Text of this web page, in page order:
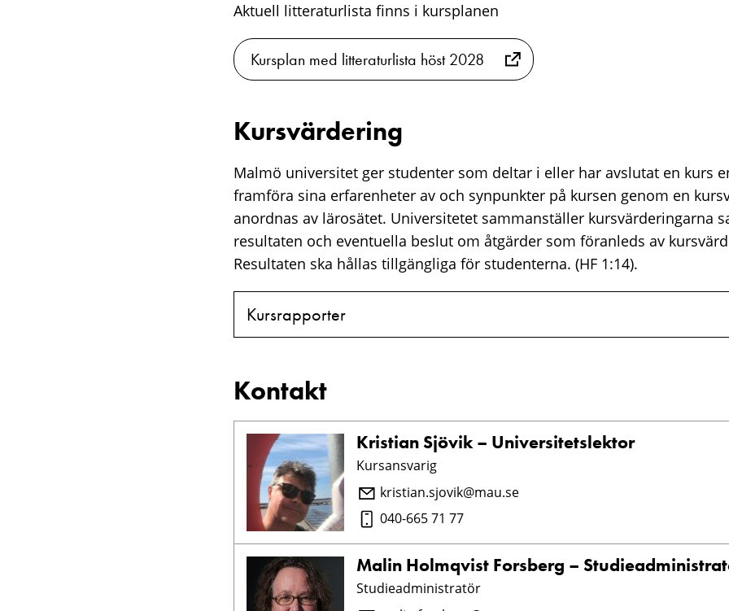
Aktuell litteraturlista finns i kursplanen
Kursplan med litteraturlista höst 2028
Kursvärdering
Malmö universitet ger studenter som deltar i eller har avslutat en kurs
framföra sina erfarenheter av och synpunkter på kursen genom en
anordnas av lärosätet. Universitetet sammanställer kursvärderingarna
resultaten och eventuella beslut om åtgärder som föranleds av
Resultaten ska hållas tillgängliga för studenterna. (HF 1:14).
Kursrapporter
Kontakt
Kristian Sjövik – Universitetslektor
Kursansvarig
kristian.sjovik@mau.se
040-665 71 77
Malin Holmqvist Forsberg –
Studieadministratör